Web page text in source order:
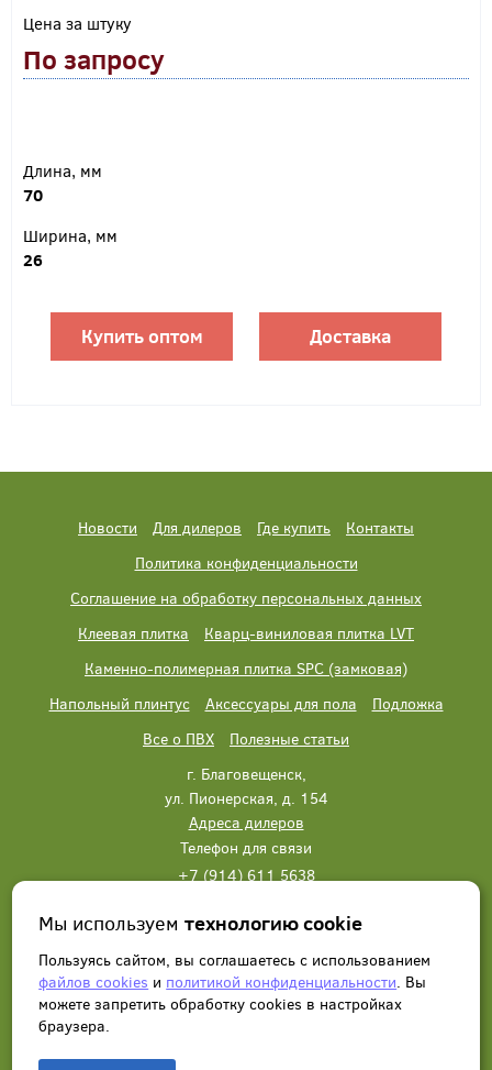
Цена за штуку
По запросу
Длина, мм
70
Ширина, мм
26
Купить оптом Доставка
Новости Для дилеров Где купить
Контакты
Политика конфиденциальности
Соглашение на обработку персональных данных
Клеевая плитка
Кварц-виниловая плитка LVT
Каменно-полимерная плитка SPC (замковая)
Напольный плинтус
Аксессуары для пола
Подложка
Все о ПВХ
Полезные статьи
г. Благовещенск,
ул. Пионерская, д. 154
Адреса дилеров
Телефон для связи
+7 (914) 611 5638
Написать нам Заказать звонок
Мы используемтехнологию cookie
Пользуясь сайтом, вы соглашаетесь с использованием
файлов cookies и политикой конфиденциальности. Вы
можете запретить обработку сookies в настройках
браузера.